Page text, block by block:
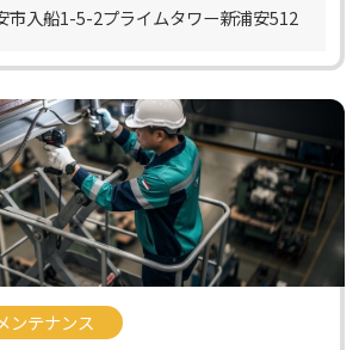
市入船1-5-2プライムタワー新浦安512
ンテナンス